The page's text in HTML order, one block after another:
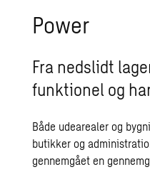
Power
Fra nedslidt
funktionel og
Både udearealer og
butikker og
gennemgået en